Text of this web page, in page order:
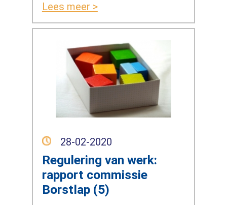
Lees meer >
28-02-2020
Regulering van werk:
rapport commissie
Borstlap (5)